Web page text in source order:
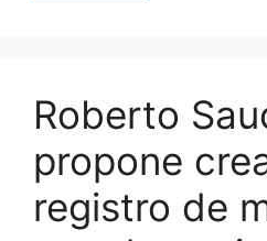
Roberto
propone
registro de